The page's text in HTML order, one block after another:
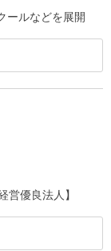
ールなどを展開
営優良法人】